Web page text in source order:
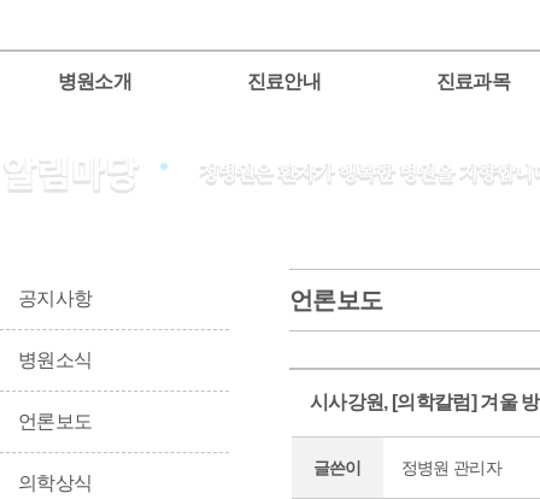
병원소개 진료안내 진료과목
공지사항
병원소식
언론보도
의학상식
언론보도
시사강원, [의학칼럼] 겨울
글쓴이 정병원 관리자